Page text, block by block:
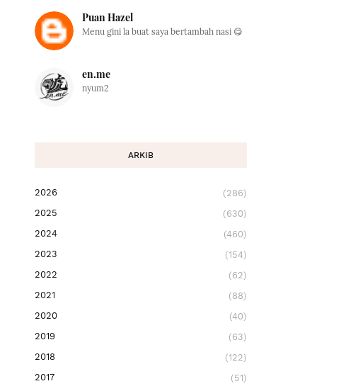
Puan Hazel
Menu gini la buat saya bertambah nasi 😋
en.me
nyum2
ARKIB
2026
(286)
2025
(630)
2024
(460)
2023
(154)
2022
(62)
2021
(88)
2020
(40)
2019
(63)
2018
(122)
2017
(51)